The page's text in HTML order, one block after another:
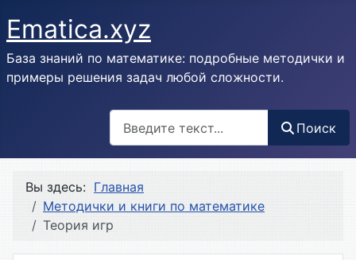
Ematica.xyz
База знаний по математике: подробные методички и
примеры решения задач любой сложности.
Поиск
Вы здесь: Главная
Методички и книги по математике
Теория игр